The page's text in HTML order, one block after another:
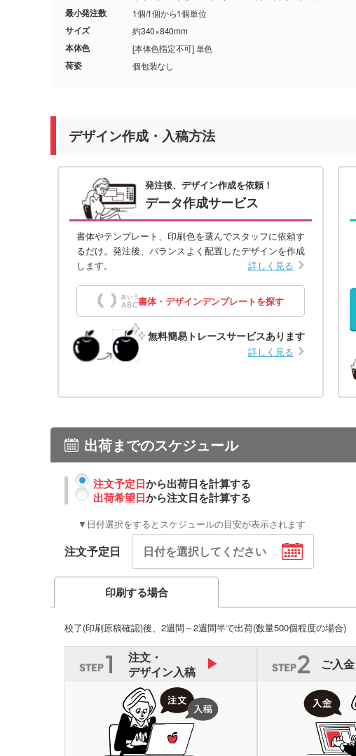
最小発注数 1個/1個から1個単位
サイズ 約340×840mm
本体色 [本体色指定不可] 単色
荷姿 個包装なし
デザイン作成・入稿方法
発注後、デザイン作成を依頼！
データ作成サービス
書体やテンプレート、印刷色を選んでスタッフに依頼す
るだけ。発注後、バランスよく配置したデザインを作成
します。
詳しく見る
書体・デザインデンプレートを探す
無料簡易トレースサービスあります
詳しく見る
出荷までのスケジュール
注文予定日から出荷日を計算する
出荷希望日から注文日を計算する
▼日付選択をするとスケジュールの目安が表示されます
注文予定日
印刷する場合
校了(印刷原稿確認)後、2週間～2週間半で出荷(数量500個程度の場合)
注文・
デザイン入稿
ご入金